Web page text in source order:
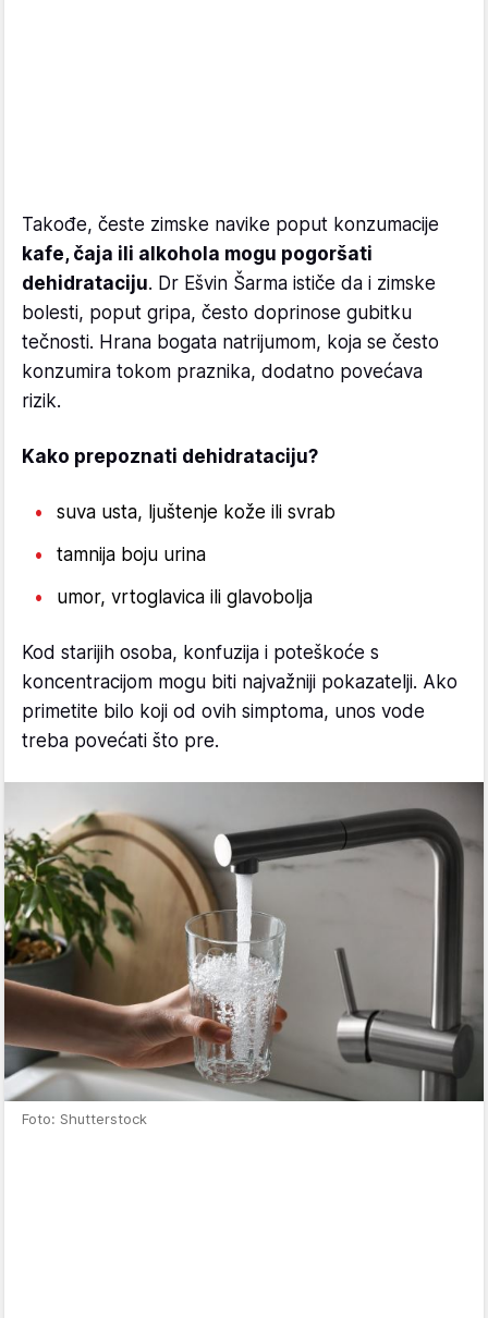
Takođe, česte zimske navike poput konzumacije
kafe, čaja ili alkohola mogu pogoršati
dehidrataciju. Dr Ešvin Šarma ističe da i zimske
bolesti, poput gripa, često doprinose gubitku
tečnosti. Hrana bogata natrijumom, koja se često
konzumira tokom praznika, dodatno povećava
rizik.
Kako prepoznati dehidrataciju?
suva usta, ljuštenje kože ili svrab
tamnija boju urina
umor, vrtoglavica ili glavobolja
Kod starijih osoba, konfuzija i poteškoće s
koncentracijom mogu biti najvažniji pokazatelji. Ako
primetite bilo koji od ovih simptoma, unos vode
treba povećati što pre.
Foto: Shutterstock